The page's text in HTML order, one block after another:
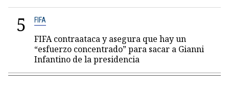
5 FIFA
FIFA contraataca y asegura que hay un
“esfuerzo concentrado” para sacar a Gianni
Infantino de la presidencia